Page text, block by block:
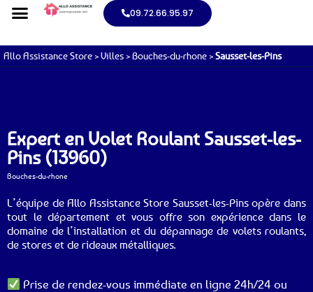
09.72.66.95.97
Allo Assistance Store >Villes >Bouches-du-rhone >Sausset-les-Pins
Expert en Volet Roulant Sausset-les-
Pins (13960)
Bouches-du-rhone
L’équipe de Allo Assistance Store Sausset-les-Pins opère dans
tout le département et vous offre son expérience dans le
domaine de l’installation et du dépannage de volets roulants,
de stores et de rideaux métalliques.
Prise de rendez-vous immédiate en ligne 24h/24 ou